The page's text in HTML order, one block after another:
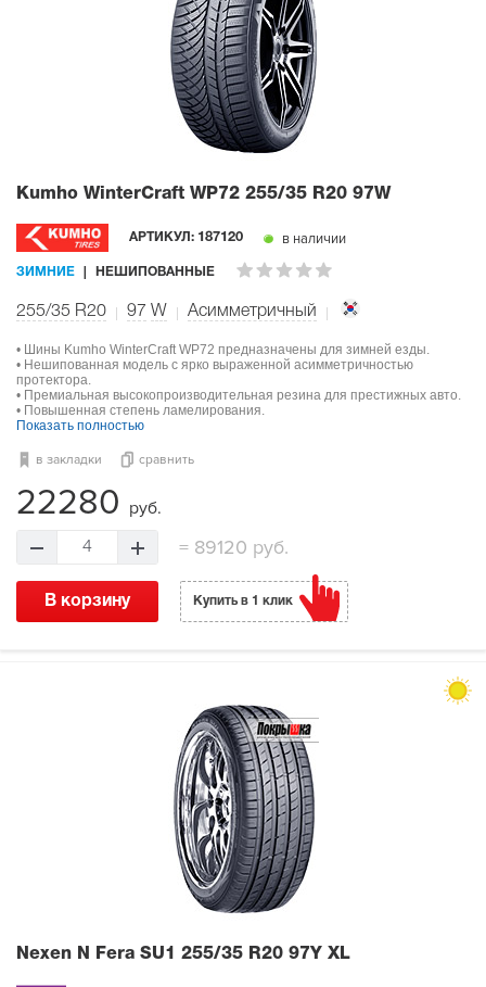
Kumho WinterCraft WP72 255/35 R20 97W
АРТИКУЛ: 187120 в наличии
ЗИМНИЕ НЕШИПОВАННЫЕ
255/35 R20 97 W Асимметричный
• Шины Kumho WinterCraft WP72 предназначены для зимней езды.
• Нешипованная модель с ярко выраженной асимметричностью
протектора.
• Премиальная высокопроизводительная резина для престижных авто.
• Повышенная степень ламелирования.
Показать полностью
в закладки сравнить
22280 руб.
4 = 89120 руб.
В корзину Купить в 1 клик
Nexen N Fera SU1 255/35 R20 97Y XL